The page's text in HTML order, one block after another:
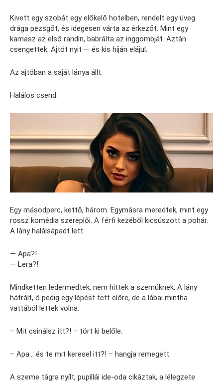
Kivett egy szobát egy előkelő hotelben, rendelt egy üveg
drága pezsgőt, és idegesen várta az érkezőt. Mint egy
kamasz az első randin, babrálta az inggombját. Aztán
csengettek. Ajtót nyit — és kis híján elájul.
Az ajtóban a saját lánya állt.
Halálos csend.
Egy másodperc, kettő, három. Egymásra meredtek, mint egy
rossz komédia szereplői. A férfi kezéből kicsúszott a pohár.
A lány halálsápadt lett.
— Apa?!
— Lera?!
Mindketten ledermedtek, nem hittek a szemüknek. A lány
hátrált, ő pedig egy lépést tett előre, de a lábai mintha
vattából lettek volna.
– Mit csinálsz itt?! – tört ki belőle.
– Apa… és te mit keresel itt?! – hangja remegett.
A szeme tágra nyílt, pupillái ide-oda cikáztak, a lélegzete